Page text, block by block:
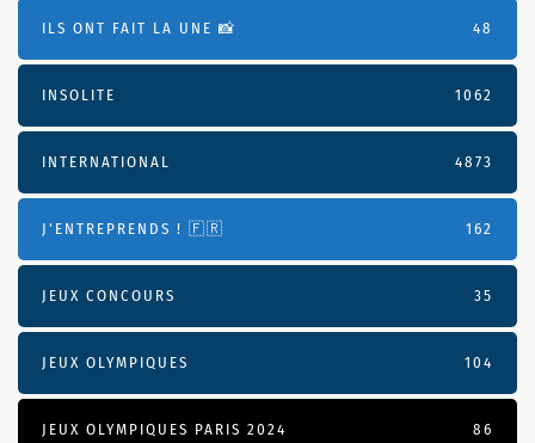
ILS ONT FAIT LA UNE 📸 48
INSOLITE 1062
INTERNATIONAL 4873
J'ENTREPRENDS ! 🇫🇷 162
JEUX CONCOURS 35
JEUX OLYMPIQUES 104
JEUX OLYMPIQUES PARIS 2024 86